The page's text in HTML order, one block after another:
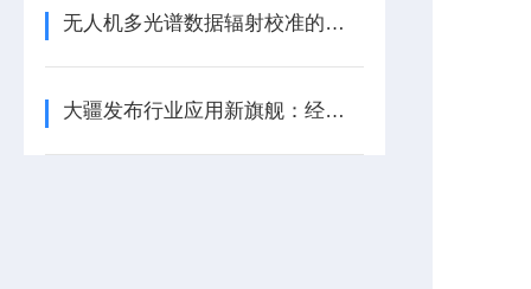
无人机多光谱数据辐射校准的重要性
大疆发布行业应用新旗舰：经纬 M300 RTK 及禅思 H20 系列